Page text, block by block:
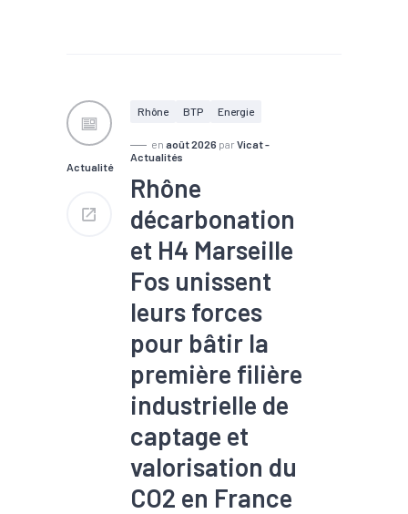
Actualité
Rhône BTP Energie
en août 2026 par Vicat -
Actualités
Rhône
décarbonation
et H4 Marseille
Fos unissent
leurs forces
pour bâtir la
première filière
industrielle de
captage et
valorisation du
CO2 en France